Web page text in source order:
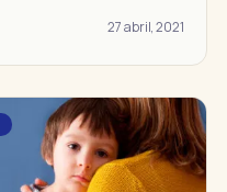
27 abril, 2021